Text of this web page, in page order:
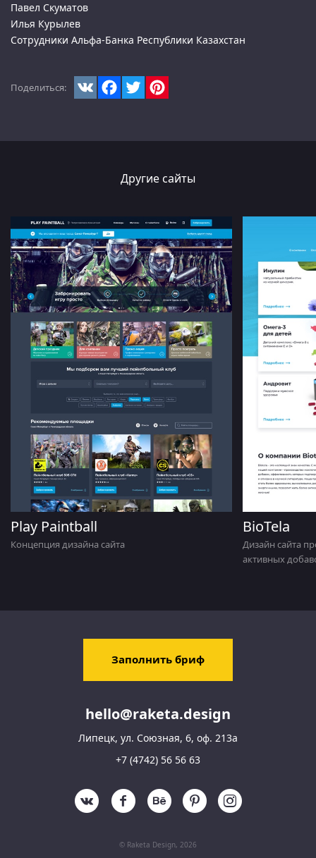
Поделиться: VK Facebook
Twitter
Павел Скуматов
Илья Курылев
Сотрудники Альфа-Банка Республики Казахстан
hello@raketa.design
Липецк, ул. Союзная, 6, оф. 213а
+7 (4742) 56 56 63
v f b p I
© Raketa Design, 2026
Заполнить бриф
Другие сайты
Play Paintball
Концепция дизайна сайта
BioTela
Дизайн сайта
активных